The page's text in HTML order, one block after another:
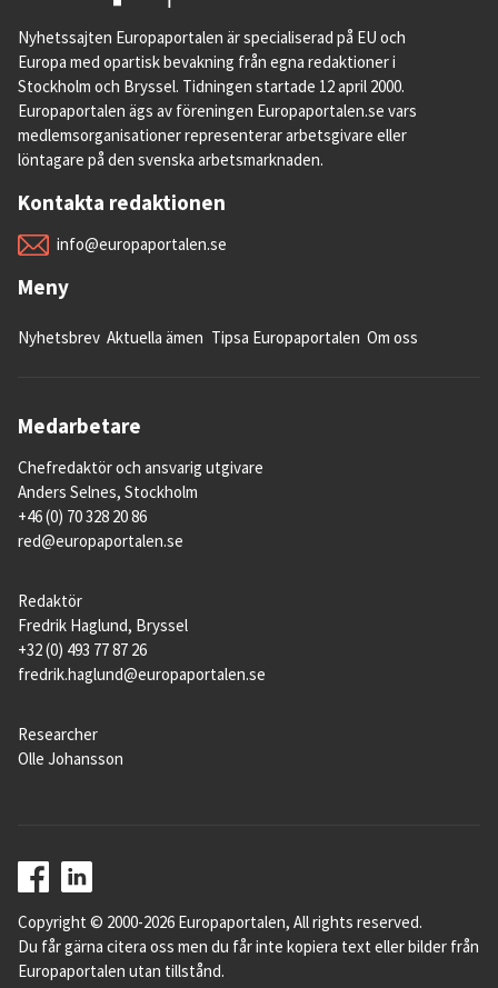
Nyhetssajten Europaportalen är specialiserad på EU och
Europa med opartisk bevakning från egna redaktioner i
Stockholm och Bryssel. Tidningen startade 12 april 2000.
Europaportalen ägs av föreningen Europaportalen.se vars
medlemsorganisationer representerar arbetsgivare eller
löntagare på den svenska arbetsmarknaden.
Kontakta redaktionen
info@europaportalen.se
Meny
Nyhetsbrev Aktuella ämen Tipsa Europaportalen Om oss
Medarbetare
Chefredaktör och ansvarig utgivare
Anders Selnes, Stockholm
+46 (0) 70 328 20 86
red@europaportalen.se
Redaktör
Fredrik Haglund, Bryssel
+32 (0) 493 77 87 26
fredrik.haglund@europaportalen.se
Researcher
Olle Johansson
Copyright © 2000-2026 Europaportalen, All rights reserved.
Du får gärna citera oss men du får inte kopiera text eller bilder från
Europaportalen utan tillstånd.